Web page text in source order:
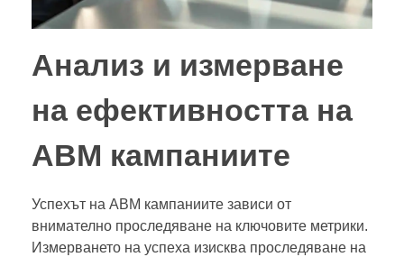
Анализ и измерване
на ефективността на
ABM кампаниите
Успехът на ABM кампаниите зависи от
внимателно проследяване на ключовите метрики.
Измерването на успеха изисква проследяване на